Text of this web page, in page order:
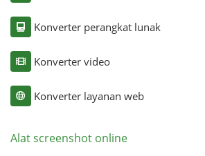
Konverter perangkat lunak
Konverter video
Konverter layanan web
Alat screenshot online